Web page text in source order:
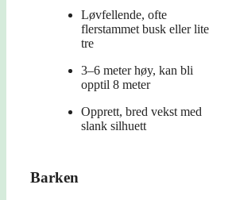
Løvfellende, ofte
flerstammet busk eller lite
tre
3–6 meter høy, kan bli
opptil 8 meter
Opprett, bred vekst med
slank silhuett
Barken